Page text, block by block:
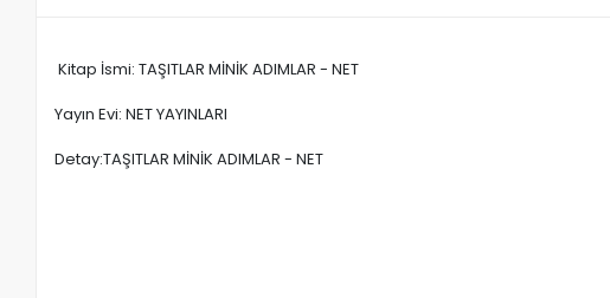
Kitap İsmi: TAŞITLAR MİNİK ADIMLAR - NET
Yayın Evi: NET YAYINLARI
Detay:TAŞITLAR MİNİK ADIMLAR - NET